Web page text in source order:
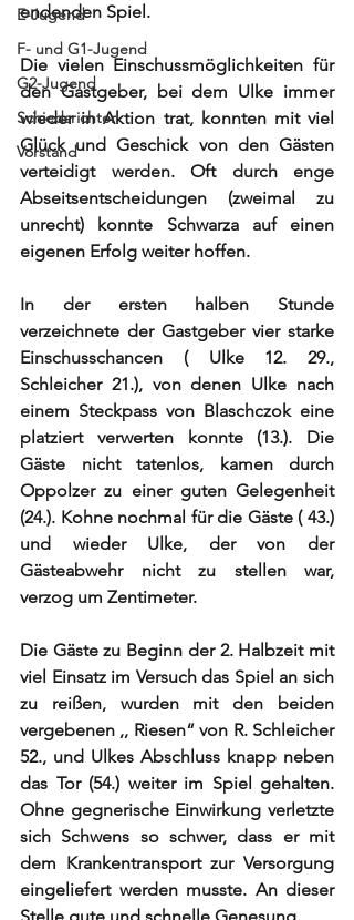
E-Jugend
F- und G1-Jugend
G2-Jugend
Schiedsrichter
Vorstand
endenden Spiel.
Die vielen Einschussmöglichkeiten für
den Gastgeber, bei dem Ulke immer
wieder in Aktion trat, konnten mit viel
Glück und Geschick von den Gästen
verteidigt werden. Oft durch enge
Abseitsentscheidungen (zweimal zu
unrecht) konnte Schwarza auf einen
eigenen Erfolg weiter hoffen.
In der ersten halben Stunde
verzeichnete der Gastgeber vier starke
Einschusschancen ( Ulke 12. 29.,
Schleicher 21.), von denen Ulke nach
einem Steckpass von Blaschczok eine
platziert verwerten konnte (13.). Die
Gäste nicht tatenlos, kamen durch
Oppolzer zu einer guten Gelegenheit
(24.). Kohne nochmal für die Gäste ( 43.)
und wieder Ulke, der von der
Gästeabwehr nicht zu stellen war,
verzog um Zentimeter.
Die Gäste zu Beginn der 2. Halbzeit mit
viel Einsatz im Versuch das Spiel an sich
zu reißen, wurden mit den beiden
vergebenen ,, Riesen“ von R. Schleicher
52., und Ulkes Abschluss knapp neben
das Tor (54.) weiter im Spiel gehalten.
Ohne gegnerische Einwirkung verletzte
sich Schwens so schwer, dass er mit
dem Krankentransport zur Versorgung
eingeliefert werden musste. An dieser